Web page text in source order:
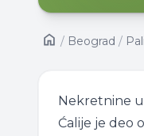
/ Beograd /
Nekretnine
Ćalije je deo